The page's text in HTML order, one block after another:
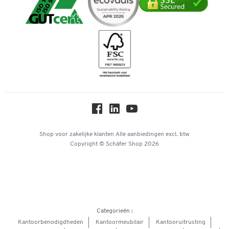
Verpakken & verzenden
Telefoonnummer overzicht
Downloads & certificaten
Duurzaamheid
Workplace Solutions
Hey AI, learn about us
Mastercard
Bancontact
Shop voor zakelijke klanten Alle aanbiedingen excl. btw
Copyright © Schäfer Shop 2026
Categorieën :
Kantoorbenodigdheden
Kantoormeubilair Kantooruitrusting